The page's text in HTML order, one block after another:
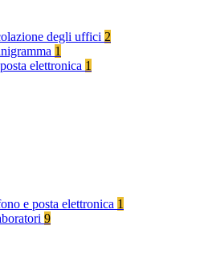
degli uffici 2
1
elettronica 1
e posta elettronica 1
9